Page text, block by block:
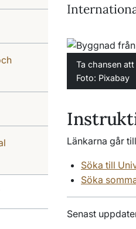
Ta chansen
Foto: Pixabay
Länkarna går
Söka till
Söka
Senast